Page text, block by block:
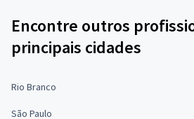
Encontre outros
principais cidades
Rio Branco
São Paulo